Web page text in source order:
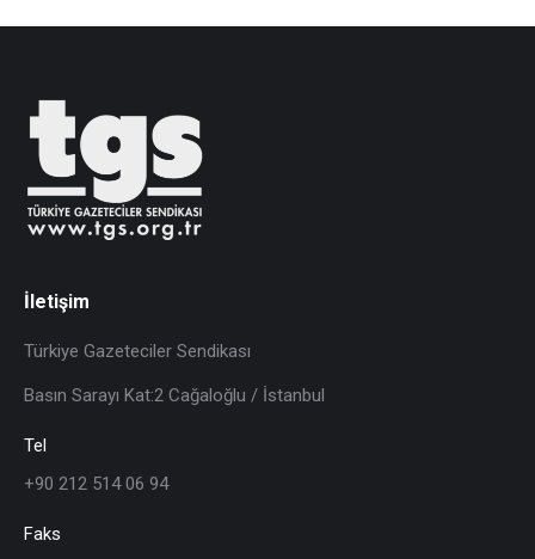
İletişim
Türkiye Gazeteciler Sendikası
Basın Sarayı Kat:2 Cağaloğlu / İstanbul
Tel
+90 212 514 06 94
Faks